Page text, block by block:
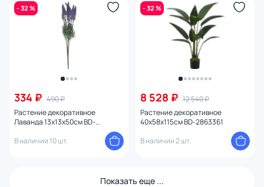
- 32 %
334 ₽ 490 ₽
Растение декоративное
Лаванда 13х13х50см BD-
В наличии 10 шт.
- 32 %
8 528 ₽ 12 540 ₽
Растение декоративное
40х58х115см BD-2863361
В наличии 2 шт.
Показать еще ...